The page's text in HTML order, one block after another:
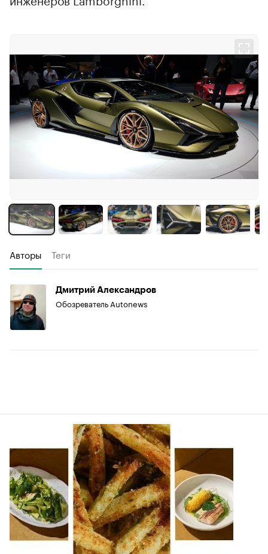
Авторы Теги
Дмитрий Александров
Обозреватель Autonews